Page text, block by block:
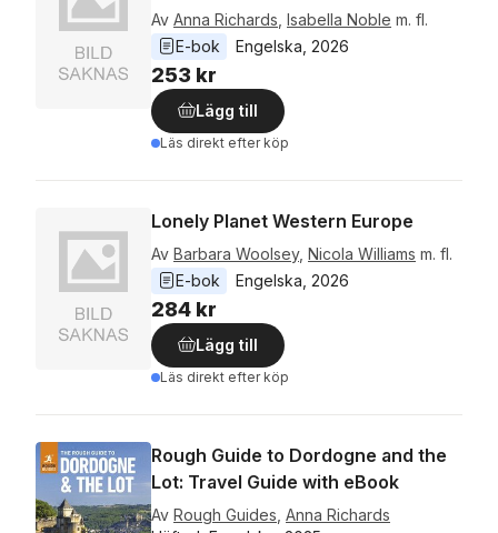
Av Anna Richards Isabella Noble m. fl.
E-bok
Engelska 2026
253 kr
Lägg till
Läs direkt efter köp
Lonely Planet Western Europe
Av Barbara Woolsey, Nicola Williams m. fl.
E-bok
Engelska 2026
284 kr
Lägg till
Läs direkt efter köp
Rough Guide to Dordogne and the
Lot: Travel Guide with eBook
Av Rough Guides Anna Richards